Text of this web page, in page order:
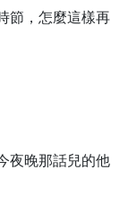
節，怎麼這樣再
夜晚那話兒的他